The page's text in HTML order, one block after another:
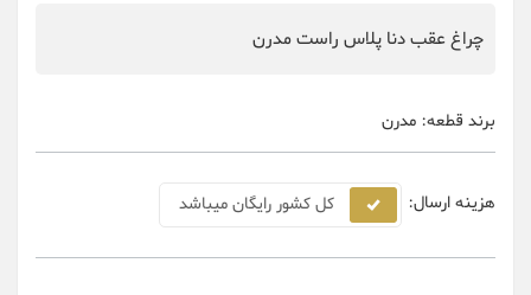
چراغ عقب دنا پلاس راست مدرن
برند قطعه: مدرن
هزینه ارسال: کل کشور رایگان میباشد